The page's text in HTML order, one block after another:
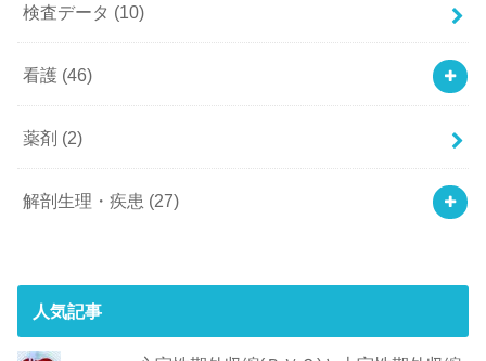
検査データ (10)
看護 (46)
薬剤 (2)
解剖生理・疾患 (27)
人気記事